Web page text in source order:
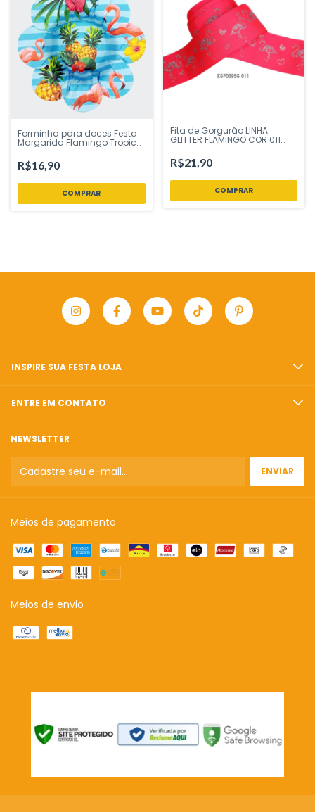
Forminha para doces Festa
Margarida Flamingo Tropical
sua Festa Loja
R$16,90
Fita de Gorgurão LINHA
GLITTER FLAMINGO COR 011
Fitas Progresso - Inspire sua
Festa Loja
R$21,90
INSPIRE SUA FESTA LOJA
ENTRE EM CONTATO
NEWSLETTER
Meios de pagamento
Meios de envio